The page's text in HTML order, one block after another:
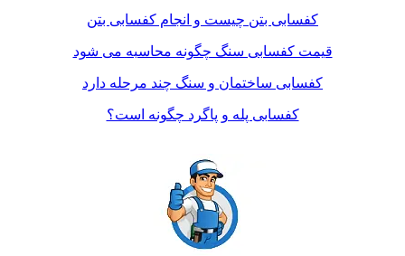
کفسابی بتن چیست و انجام کفسابی بتن
قیمت کفسابی سنگ چگونه محاسبه می شود
کفسابی ساختمان و سنگ چند مرحله دارد
کفسابی پله و پاگرد چگونه است؟